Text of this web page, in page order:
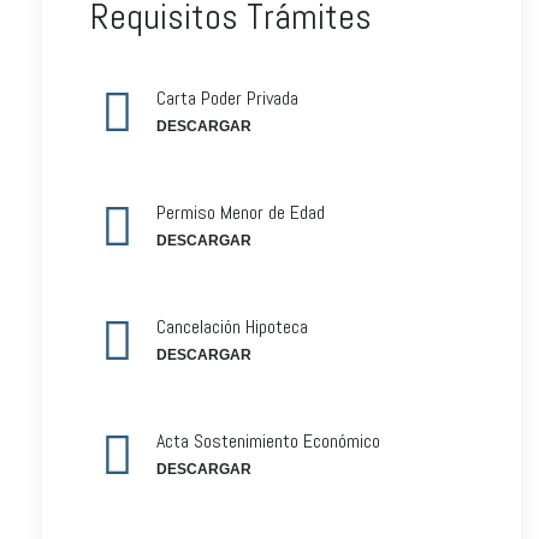
Requisitos Trámites
Carta Poder Privada
DESCARGAR
Permiso Menor de Edad
DESCARGAR
Cancelación Hipoteca
DESCARGAR
Acta Sostenimiento Económico
DESCARGAR